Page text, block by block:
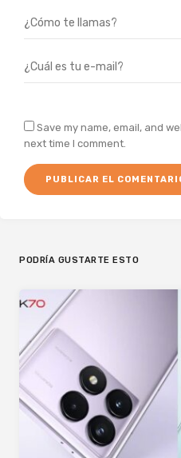
Save my name, email, and
next time I comment.
PODRÍA GUSTARTE ESTO